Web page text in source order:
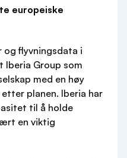
europeiske
og flyvningsdata i
Iberia Group som
med en høy
planen. Iberia har
til å holde
en viktig